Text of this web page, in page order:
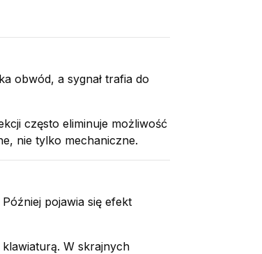
obwód, a sygnał trafia do
często eliminuje możliwość
nie tylko mechaniczne.
pojawia się efekt
W skrajnych